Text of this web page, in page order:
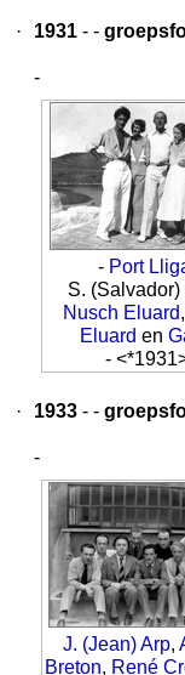
· 1931 - -
-
- Port
S. (Salvador)
Nusch Eluard,
Eluard en
-
· 1933 - -
-
J. (Jean) Arp,
Breton, René